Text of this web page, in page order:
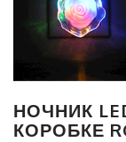
НОЧНИК
КОРОБКЕ